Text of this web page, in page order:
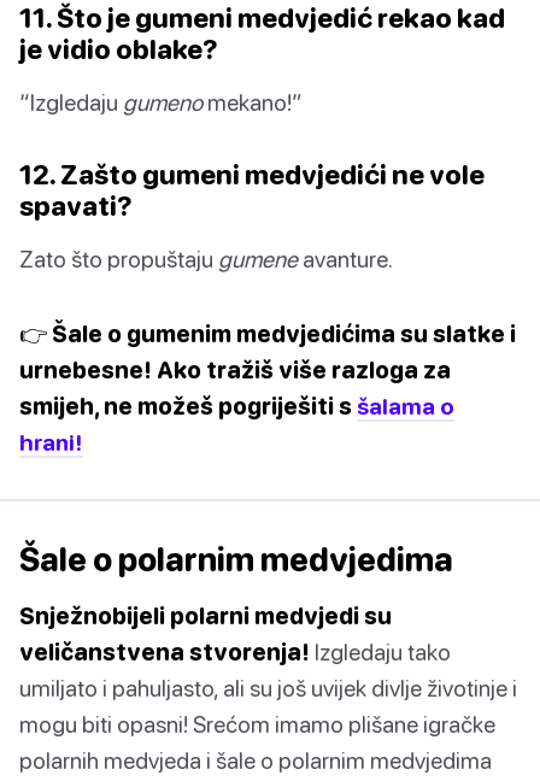
11. Što je gumeni medvjedić rekao kad
je vidio oblake?
“Izgledaju gumenomekano!”
12. Zašto gumeni medvjedići ne vole
spavati?
Zato što propuštaju gumeneavanture.
👉 Šale o gumenim medvjedićima su slatke i
urnebesne! Ako tražiš više razloga za
smijeh, ne možeš pogriješiti s šalama o
hrani!
Šale o polarnim medvjedima
Snježnobijeli polarni medvjedi su
veličanstvena stvorenja! Izgledaju tako
umiljato i pahuljasto, ali su još uvijek divlje životinje i
mogu biti opasni! Srećom imamo plišane igračke
polarnih medvjeda i šale o polarnim medvjedima